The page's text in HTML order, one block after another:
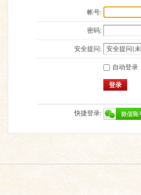
帐号:
密码:
安全提问:
自动登录
登录
快捷登录: